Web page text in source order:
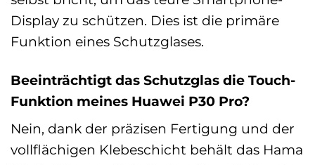
Display zu schützen. Dies ist die primäre
Funktion eines Schutzglases.
Beeinträchtigt das Schutzglas die Touch-
Funktion meines Huawei P30 Pro?
Nein, dank der präzisen Fertigung und der
vollflächigen Klebeschicht behält das Hama